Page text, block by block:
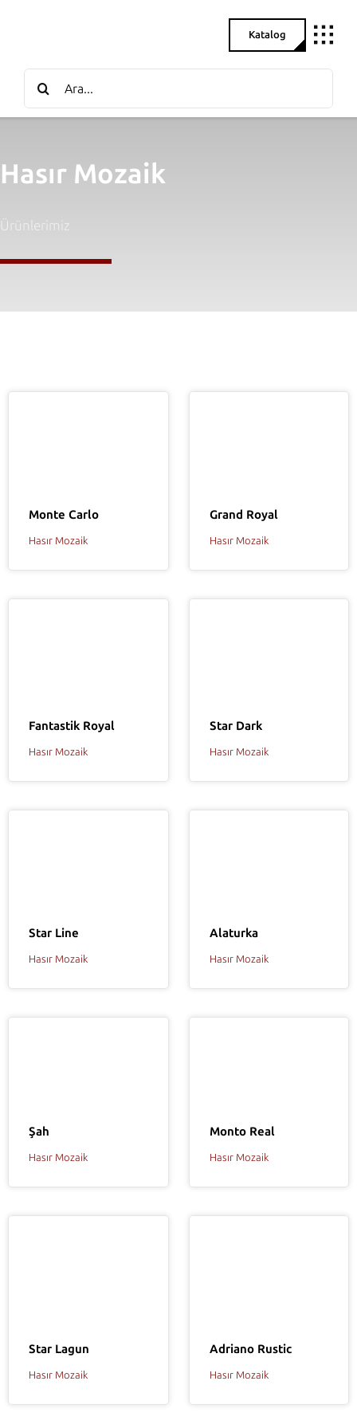
Katalog
Search
for:
Hasır Mozaik
Ürünlerimiz
Monte Carlo
Hasır Mozaik
Grand Royal
Hasır Mozaik
Fantastik Royal
Hasır Mozaik
Star Dark
Hasır Mozaik
Star Line
Hasır Mozaik
Alaturka
Hasır Mozaik
Şah
Hasır Mozaik
Monto Real
Hasır Mozaik
Star Lagun
Hasır Mozaik
Adriano Rustic
Hasır Mozaik